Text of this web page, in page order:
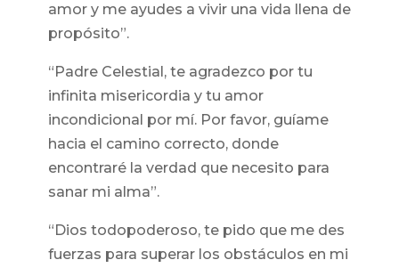
amor y me ayudes a vivir una vida llena de
propósito”.
“Padre Celestial, te agradezco por tu
infinita misericordia y tu amor
incondicional por mí. Por favor, guíame
hacia el camino correcto, donde
encontraré la verdad que necesito para
sanar mi alma”.
“Dios todopoderoso, te pido que me des
fuerzas para superar los obstáculos en mi